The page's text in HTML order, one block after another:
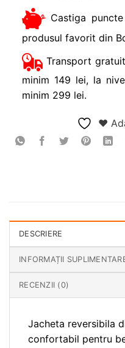
Castiga
produsul favorit din
Transport
minim 149 lei, la
minim 299 lei.
❤
DESCRIERE
INFORMAȚII
RECENZII (0)
Jacheta reversibila
confortabil pentru